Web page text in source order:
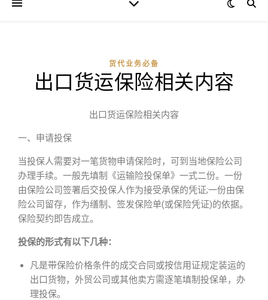
货代业务必备
出口货运保险相关内容
出口货运保险相关内容
一、申请投保
当投保人需要对一笔货物申请保险时，可到当地保险公司
办理手续。一般先填制《运输险投保单》一式二份。一份
由保险公司签署后交投保人作为接受承保的凭证;一份由保
险公司留存，作为缮制、签发保险单(或保险凭证)的依据。
保险契约即告成立。
投保的形式有以下几种：
凡是带保险价格条件的成交合同或按信用证规定装运的
出口货物，外贸公司或其他卖方需逐笔填制投保单，办
理投保。